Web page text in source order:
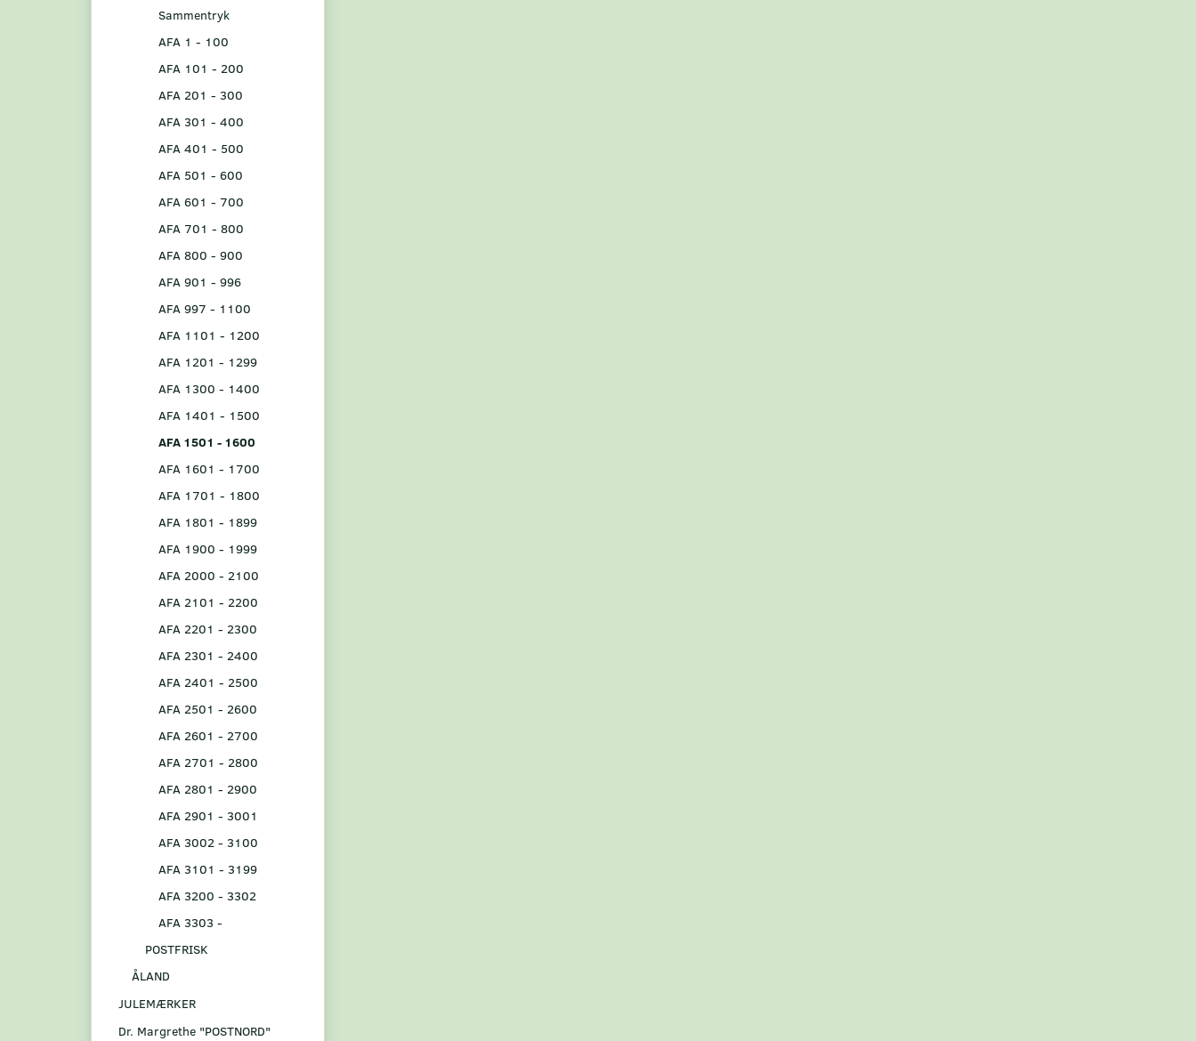
Sammentryk
AFA 1 - 100
AFA 101 - 200
AFA 201 - 300
AFA 301 - 400
AFA 401 - 500
AFA 501 - 600
AFA 601 - 700
AFA 701 - 800
AFA 800 - 900
AFA 901 - 996
AFA 997 - 1100
AFA 1101 - 1200
AFA 1201 - 1299
AFA 1300 - 1400
AFA 1401 - 1500
AFA 1501 - 1600
AFA 1601 - 1700
AFA 1701 - 1800
AFA 1801 - 1899
AFA 1900 - 1999
AFA 2000 - 2100
AFA 2101 - 2200
AFA 2201 - 2300
AFA 2301 - 2400
AFA 2401 - 2500
AFA 2501 - 2600
AFA 2601 - 2700
AFA 2701 - 2800
AFA 2801 - 2900
AFA 2901 - 3001
AFA 3002 - 3100
AFA 3101 - 3199
AFA 3200 - 3302
AFA 3303 -
POSTFRISK
ÅLAND
JULEMÆRKER
Dr. Margrethe "POSTNORD"